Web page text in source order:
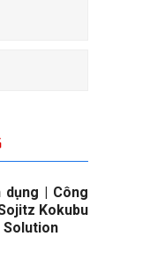
dụng | Công
Kokubu